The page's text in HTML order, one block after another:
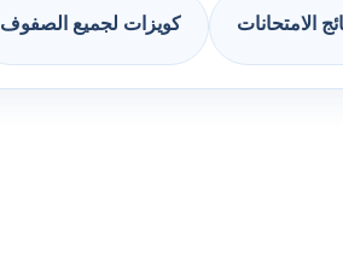
الامتحانات كويزات لجميع الصفوف